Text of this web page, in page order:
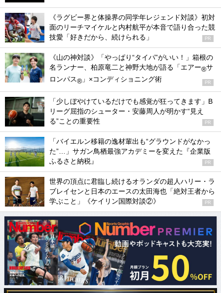
《ラグビー界と体操界の同学年レジェンド対談》初対
面のリーチマイケルと内村航平が本音で語り合った競
技愛「好きだから、続けられる」
PR
《山の神対談》「やっぱり“タイパ”がいい！」箱根の
名ランナー、柏原竜二と神野大地が語る「エアー®サ
ロンパス® 」×コンディショニング術 PR
「少しぼやけているだけでも感覚が狂ってきます」B
リーグ屈指のシューター・安藤周人が明かす“見え
る”ことの重要性
PR
「バイエルン移籍の逸材輩出も“グラウンドがなかっ
た”…」サガン鳥栖最強アカデミーを変えた『企業版
ふるさと納税』
PR
世界の頂点に君臨し続けるオランダの超人ハリー・ラ
ブレイセンと日本のエースの太田海也「絶対王者から
学ぶこと」《ケイリン国際対談②》
PR